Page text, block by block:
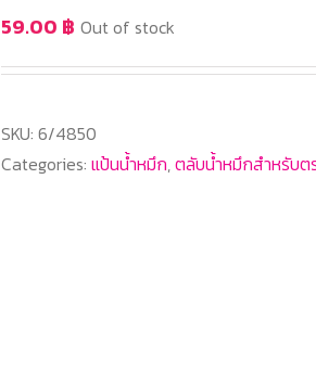
59.00 ฿ Out of stock
SKU: 6/4850
Categories: แป้นน้ำหมึก,ตลับน้ำหมึกสำหรับ